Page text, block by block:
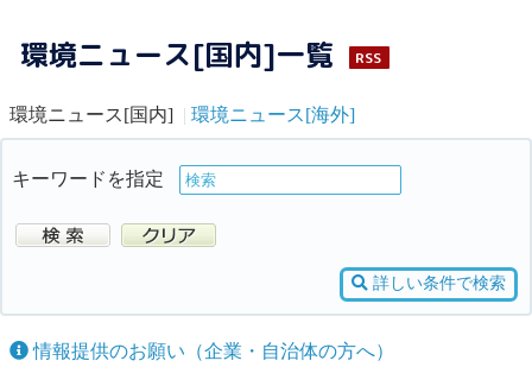
環境ニュース[国内]一覧 RSS
環境ニュース[国内] 環境ニュース[海外]
キーワードを指定
詳しい条件で検索
情報提供のお願い（企業・自治体の方へ）